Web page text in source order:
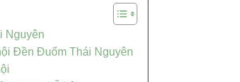
Nguyên
Đền Đuổm Thái Nguyên